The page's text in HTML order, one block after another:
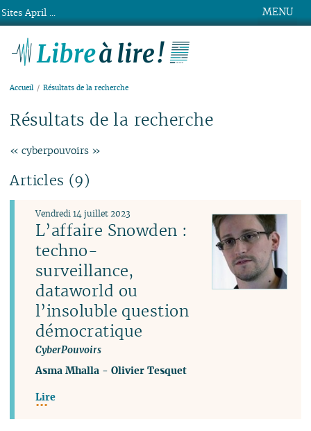
MENU
Accueil Résultats de la recherche
Résultats de la recherche
« cyberpouvoirs »
Articles (9)
L’affaire Snowden :
techno-
surveillance,
dataworld ou
l’insoluble question
démocratique
CyberPouvoirs
Vendredi 14 juillet 2023
Asma Mhalla -Olivier Tesquet
Lire
Sites April ...